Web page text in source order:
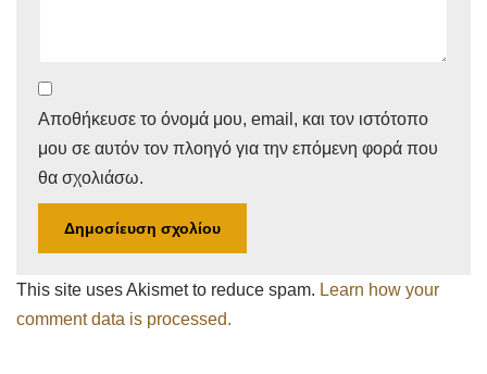
Αποθήκευσε το όνομά μου, email, και τον ιστότοπο
μου σε αυτόν τον πλοηγό για την επόμενη φορά που
θα σχολιάσω.
This site uses Akismet to reduce spam. Learn how your
comment data is processed.